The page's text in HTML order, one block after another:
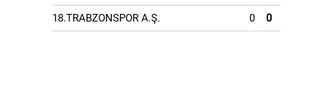
18.TRABZONSPOR A.Ş. 0 0